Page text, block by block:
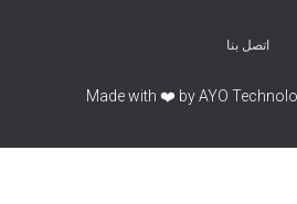
اتصل بنا